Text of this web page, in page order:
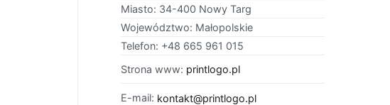
Miasto: 34-400 Nowy Targ
Województwo: Małopolskie
Telefon: +48 665 961 015
Strona www: printlogo.pl
E-mail: kontakt@printlogo.pl